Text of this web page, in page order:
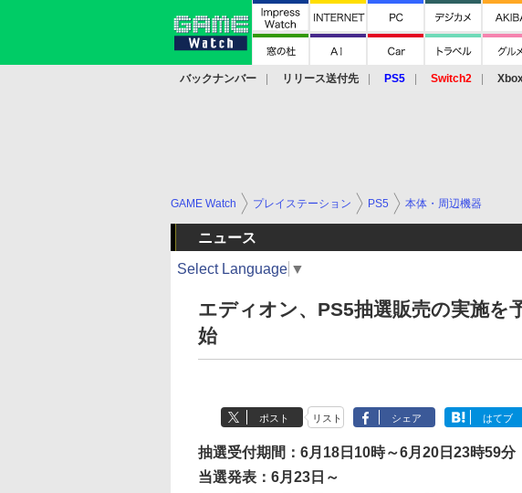
バックナンバー リリース送付先 PS5 Switch2
GAME Watch プレイステーション PS5 本体・周辺機器
ニュース
Select Language ▼
エディオン、PS5抽選販売の実施を
始
ポスト リスト シェア はてブ
抽選受付期間：6月18日10時～6月20日23時59分
当選発表：6月23日～